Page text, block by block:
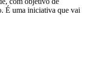
É uma iniciativa que vai